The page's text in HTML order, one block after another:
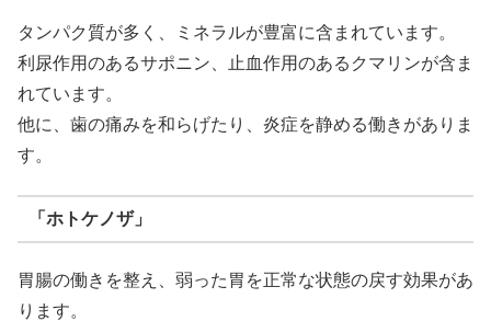
タンパク質が多く、ミネラルが豊富に含まれています。
利尿作用のあるサポニン、止血作用のあるクマリンが含ま
れています。
他に、歯の痛みを和らげたり、炎症を静める働きがありま
す。
「ホトケノザ」
胃腸の働きを整え、弱った胃を正常な状態の戻す効果があ
ります。